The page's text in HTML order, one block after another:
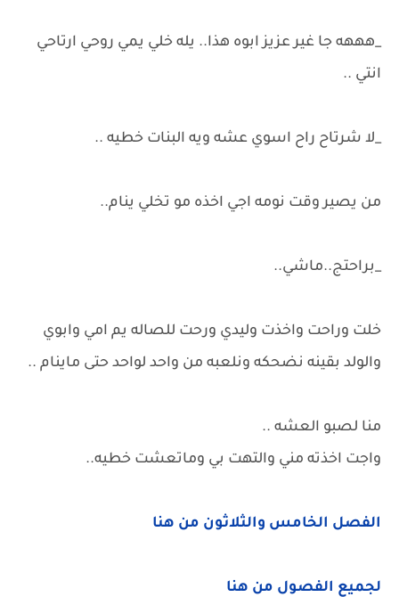
_هههه جا غير عزيز ابوه هذا.. يله خلي يمي روحي ارتاحي
انتي ..
_لا شرتاح راح اسوي عشه ويه البنات خطيه ..
من يصير وقت نومه اجي اخذه مو تخلي ينام..
_براحتج..ماشي..
خلت وراحت واخذت وليدي ورحت للصاله يم امي وابوي
والولد بقينه نضحكه ونلعبه من واحد لواحد حتى ماينام ..
منا لصبو العشه ..
واجت اخذته مني والتهت بي وماتعشت خطيه..
الفصل الخامس والثلاثون من هنا
لجميع الفصول من هنا